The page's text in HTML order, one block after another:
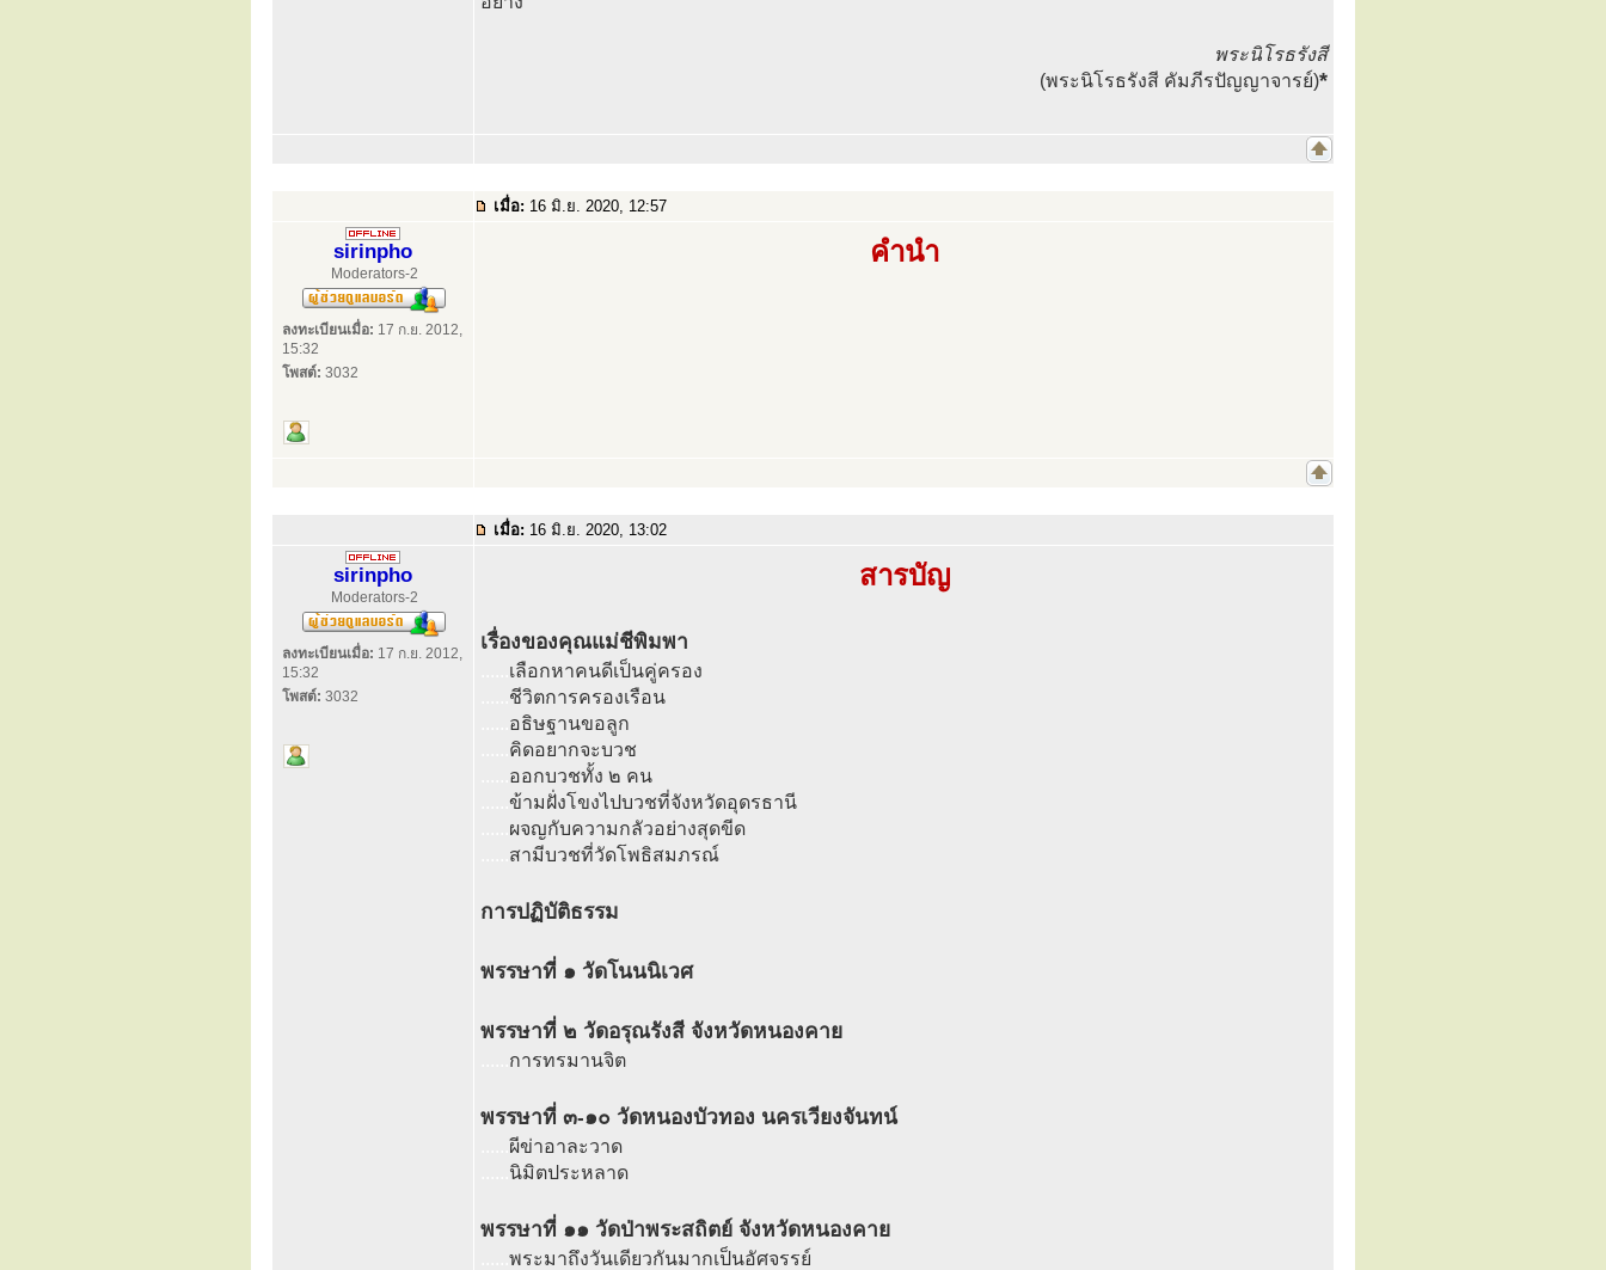
พระนิโรธรังสี
(พระนิโรธรังสี คัมภีรปัญญาจารย์)*
เมื่อ: 16 มิ.ย. 2020, 12:57
sirinpho
Moderators-2
ลงทะเบียนเมื่อ: 17 ก.ย. 2012,
15:32
โพสต์: 3032
คำนำ
เมื่อ: 16 มิ.ย. 2020, 13:02
sirinpho
Moderators-2
ลงทะเบียนเมื่อ: 17 ก.ย. 2012,
15:32
โพสต์: 3032
สารบัญ
เรื่องของคุณแม่ชีพิมพา
เลือกหาคนดีเป็นคู่ครอง
ชีวิตการครองเรือน
อธิษฐานขอลูก
คิดอยากจะบวช
ออกบวชทั้ง ๒ คน
ข้ามฝั่งโขงไปบวชที่จังหวัดอุดรธานี
ผจญกับความกลัวอย่างสุดขีด
สามีบวชที่วัดโพธิสมภรณ์
การปฏิบัติธรรม
พรรษาที่ ๑ วัดโนนนิเวศ
พรรษาที่ ๒ วัดอรุณรังสี จังหวัดหนองคาย
การทรมานจิต
พรรษาที่ ๓-๑๐ วัดหนองบัวทอง นครเวียงจันทน์
ผีข่าอาละวาด
นิมิตประหลาด
พรรษาที่ ๑๑ วัดป่าพระสถิตย์ จังหวัดหนองคาย
พระมาถึงวันเดียวกันมากเป็นอัศจรรย์